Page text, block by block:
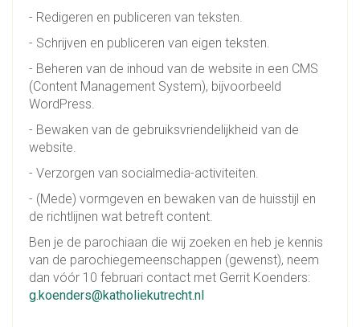
- Redigeren en publiceren van teksten.
- Schrijven en publiceren van eigen teksten.
- Beheren van de inhoud van de website in een CMS
(Content Management System), bijvoorbeeld
WordPress.
- Bewaken van de gebruiksvriendelijkheid van de
website.
- Verzorgen van socialmedia-activiteiten.
- (Mede) vormgeven en bewaken van de huisstijl en
de richtlijnen wat betreft content.
Ben je de parochiaan die wij zoeken en heb je kennis
van de parochiegemeenschappen (gewenst), neem
dan vóór 10 februari contact met Gerrit Koenders:
g.koenders@katholiekutrecht.nl